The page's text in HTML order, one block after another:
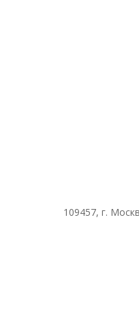
109457, г.